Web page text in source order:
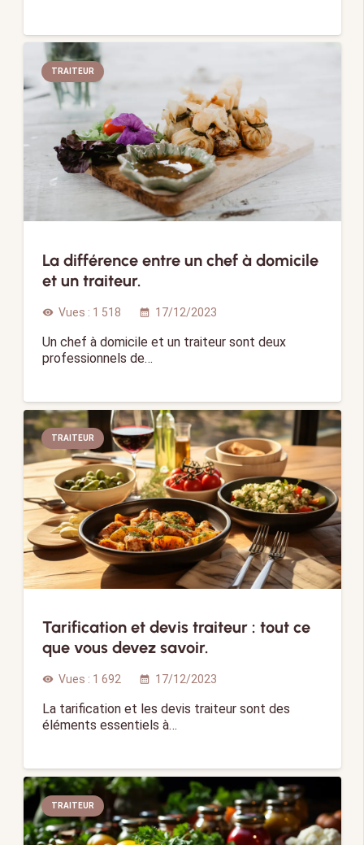
TRAITEUR
La différence entre un chef à domicile
et un traiteur.
visibility Vues : 1 518 calendar_month 17/12/2023
Un chef à domicile et un traiteur sont deux
professionnels de…
TRAITEUR
Tarification et devis traiteur : tout ce
que vous devez savoir.
visibility Vues : 1 692 calendar_month 17/12/2023
La tarification et les devis traiteur sont des
éléments essentiels à…
TRAITEUR